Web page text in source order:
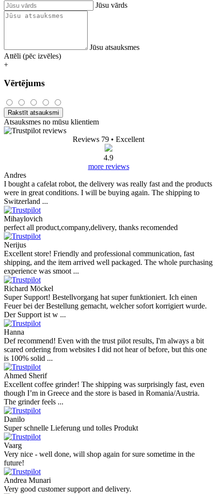
Jūsu vārds
Jūsu atsauksmes
Attēli (pēc izvēles)
+
Vērtējums
Rakstīt atsauksmi
Atsauksmes no mūsu klientiem
Reviews 79 • Excellent
4.9
more reviews
Andres
I bought a cafelat robot, the delivery was really fast and the products
were in great conditions. I will be buying again. The shipping to
Switzerland ...
Mihaylovich
perfect all product,company,delivery, thanks recomended
Nerijus
Excellent store! Friendly and professional communication, fast
shipping, and the item arrived well packaged. The whole purchasing
experience was smoot ...
Richard Möckel
Super Support! Bestellvorgang hat super funktioniert. Ich einen
Feuer bei der Bestellung gemacht, welcher sofort korrigiert wurde.
Der Support ist w ...
Hanna
Def recommend! Even with the trust pilot results, I'm always a bit
scared ordering from websites I did not hear of before, but this one
is 100% solid ...
Ahmed Sherif
Excellent coffee grinder! The shipping was surprisingly fast, even
though I’m in Greece and the store is based in Romania/Austria.
The grinder feels ...
Danilo
Super schnelle Lieferung und tolles Produkt
Vaarg
Very nice - well done, will shop again for sure sometime in the
future!
Andrea Munari
Very good customer support and delivery.